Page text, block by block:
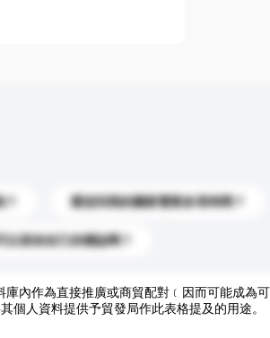
運送到我的國家需要多長時間？
以添加自己的標誌嗎？
內作為直接推廣或商貿配對﹝因而可能成為
個人資料提供予貿發局作此表格提及的用途。